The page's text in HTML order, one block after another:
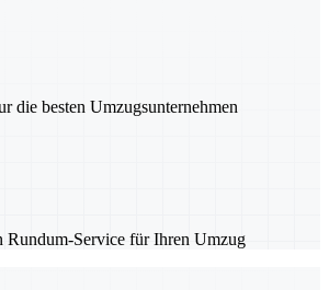
die besten Umzugsunternehmen
Rundum-Service für Ihren Umzug